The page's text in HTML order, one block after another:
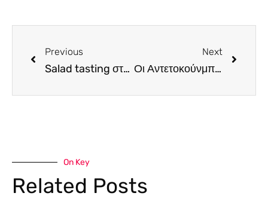
Previous
Salad tasting στο Minthis Clubhouse restaurant. Και ήταν όλες τους υπέροχες
Next
Οι Αντετοκούνμπο, μπαίνουν και στο χώρο του ελληνικού κρασιού
On Key
Related Posts